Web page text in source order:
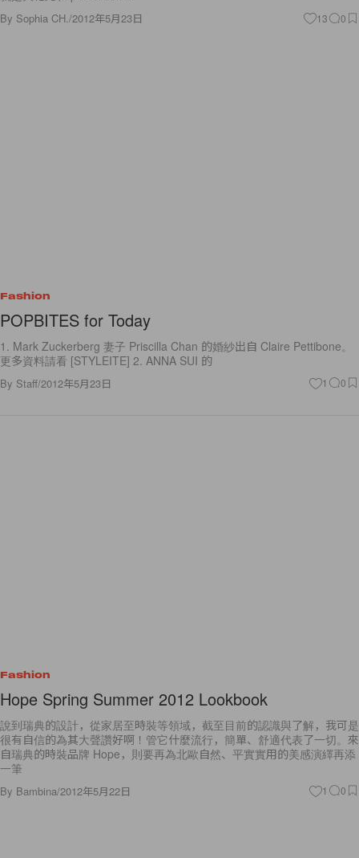
By Sophia CH./2012年5月23日 13 0
Fashion
POPBITES for Today
1. Mark Zuckerberg 妻子 Priscilla Chan 的婚紗出自 Claire Pettibone。
更多資料請看 [STYLEITE] 2. ANNA SUI 的
By Staff/2012年5月23日 1 0
Fashion
Hope Spring Summer 2012 Lookbook
說到瑞典的設計，從家居至時裝等領域，截至目前的認識與了解，我可是
很有自信的為其大聲讚好啊！管它什麼流行，簡單、舒適代表了一切。來
自瑞典的時裝品牌 Hope，則要再為北歐自然、平實實用的美感演繹再添
一筆
By Bambina/2012年5月22日 1 0